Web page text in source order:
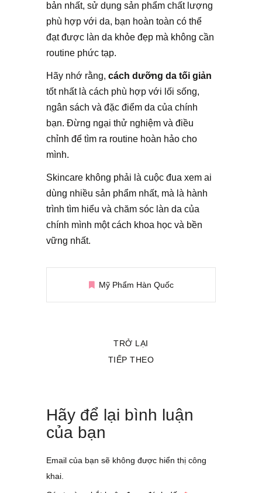
bản nhất, sử dụng sản phẩm chất lượng
phù hợp với da, bạn hoàn toàn có thể
đạt được làn da khỏe đẹp mà không cần
routine phức tạp.
Hãy nhớ rằng, cách dưỡng da tối giản
tốt nhất là cách phù hợp với lối sống,
ngân sách và đặc điểm da của chính
bạn. Đừng ngại thử nghiệm và điều
chỉnh để tìm ra routine hoàn hảo cho
mình.
Skincare không phải là cuộc đua xem ai
dùng nhiều sản phẩm nhất, mà là hành
trình tìm hiểu và chăm sóc làn da của
chính mình một cách khoa học và bền
vững nhất.
Mỹ Phẩm Hàn Quốc
TRỞ LẠI
TIẾP THEO
Hãy để lại bình luận
của bạn
Email của bạn sẽ không được hiển thị công
khai.